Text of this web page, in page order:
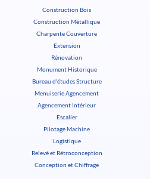
Construction Bois
Construction Métallique
Charpente Couverture
Extension
Rénovation
Monument Historique
Bureau d'études Structure
Menuiserie Agencement
Agencement Intérieur
Escalier
Pilotage Machine
Logistique
Relevé et Rétroconception
Conception et Chiffrage